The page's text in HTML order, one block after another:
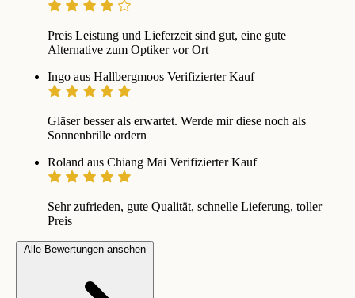
Preis Leistung und Lieferzeit sind gut, eine gute
Alternative zum Optiker vor Ort
Ingo aus Hallbergmoos Verifizierter Kauf
Gläser besser als erwartet. Werde mir diese noch als
Sonnenbrille ordern
Roland aus Chiang Mai Verifizierter Kauf
Sehr zufrieden, gute Qualität, schnelle Lieferung, toller
Preis
Alle Bewertungen ansehen